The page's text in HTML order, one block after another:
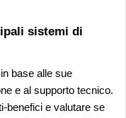
sistemi di
base alle sue
e al supporto tecnico.
benefici e valutare se